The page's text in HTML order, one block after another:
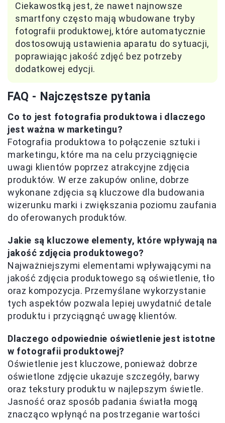
Ciekawostką jest, że nawet najnowsze
smartfony często mają wbudowane tryby
fotografii produktowej, które automatycznie
dostosowują ustawienia aparatu do sytuacji,
poprawiając jakość zdjęć bez potrzeby
dodatkowej edycji.
FAQ - Najczęstsze pytania
Co to jest fotografia produktowa i dlaczego
jest ważna w marketingu?
Fotografia produktowa to połączenie sztuki i
marketingu, które ma na celu przyciągnięcie
uwagi klientów poprzez atrakcyjne zdjęcia
produktów. W erze zakupów online, dobrze
wykonane zdjęcia są kluczowe dla budowania
wizerunku marki i zwiększania poziomu zaufania
do oferowanych produktów.
Jakie są kluczowe elementy, które wpływają na
jakość zdjęcia produktowego?
Najważniejszymi elementami wpływającymi na
jakość zdjęcia produktowego są oświetlenie, tło
oraz kompozycja. Przemyślane wykorzystanie
tych aspektów pozwala lepiej uwydatnić detale
produktu i przyciągnąć uwagę klientów.
Dlaczego odpowiednie oświetlenie jest istotne
w fotografii produktowej?
Oświetlenie jest kluczowe, ponieważ dobrze
oświetlone zdjęcie ukazuje szczegóły, barwy
oraz tekstury produktu w najlepszym świetle.
Jasność oraz sposób padania światła mogą
znacząco wpłynąć na postrzeganie wartości